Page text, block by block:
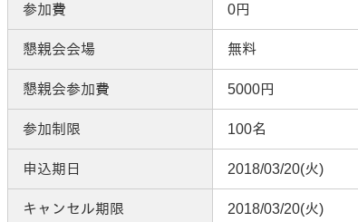
参加費 0円
懇親会会場 無料
懇親会参加費 5000円
参加制限 100名
申込期日 2018/03/20(火)
キャンセル期限 2018/03/20(火)